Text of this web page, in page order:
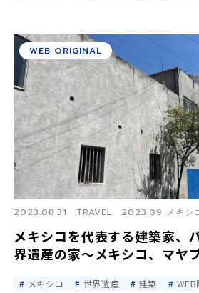
e
o
メキシコを代表する建築家、
界遺産の家〜メキシコ、マヤ
2023.08.31 TRAVEL 2023.09 メキシ
WEB ORIGINAL
メキシコ 世界遺産 建築 WEB